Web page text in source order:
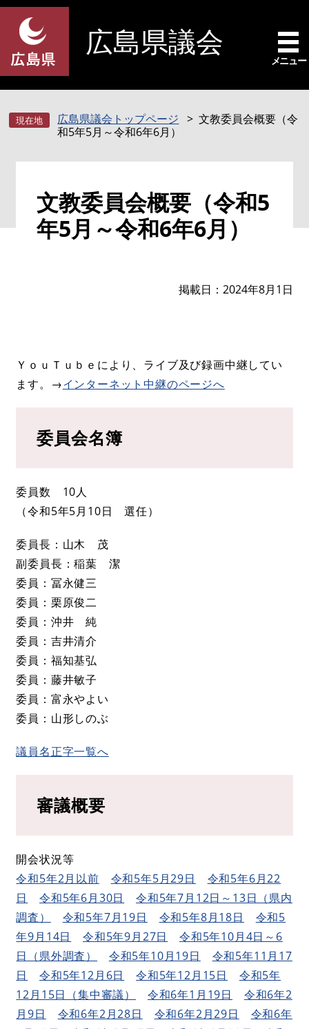
ペ
先
頭
す
メ
を
飛
し
広島県議会
メニュー
広島県議会トップページ
文教委員会概要（令
和5年5月～令和6年6月）
文教委員会概要（令和5
年5月～令和6年6月）
掲載日 2024年8月1日
ＹｏｕＴｕｂｅにより、ライブ及び録画中継してい
ます。→インターネット中継のページへ
委員会名簿
委員数 10人
（令和5年5月10日 選任）
委員長：山木 茂
副委員長：稲葉 潔
委員：冨永健三
委員：栗原俊二
委員：沖井 純
委員：吉井清介
委員：福知基弘
委員：藤井敏子
委員：富永やよい
委員：山形しのぶ
議員名正字一覧へ
審議概要
開会状況等
令和5年2月以前
令和5年5月29日
令和5年6月22
日
令和5年6月30日
令和5年7月12日～13日（県内
調査）
令和5年7月19日 令和5年8月18日
令和5
年9月14日
令和5年9月27日
令和5年10月4日～6
日（県外調査）
令和5年10月19日
令和5年11月17
日
令和5年12月6日 令和5年12月15日
令和5年
12月15日（集中審議）
令和6年1月19日
令和6年2
月9日
令和6年2月28日 令和6年2月29日
令和6年